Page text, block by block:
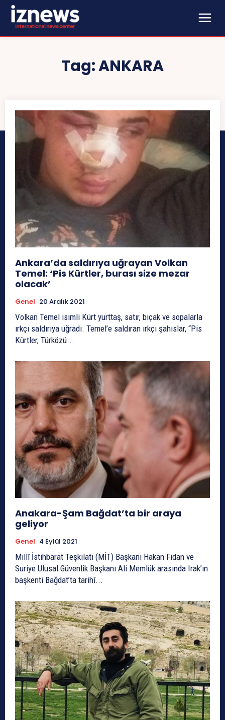
Tag:ANKARA
Ankara’da saldırıya uğrayan Volkan
Temel: ‘Pis Kürtler, burası size mezar
olacak’
Genel 20 Aralık 2021
Volkan Temel isimli Kürt yurttaş, satır, bıçak ve sopalarla
ırkçı saldırıya uğradı. Temel’e saldıran ırkçı şahıslar, “Pis
Kürtler, Türközü...
Anakara-Şam Bağdat’ta bir araya
geliyor
Genel 4 Eylül 2021
Millî İstihbarat Teşkilatı (MİT) Başkanı Hakan Fidan ve
Suriye Ulusal Güvenlik Başkanı Ali Memlük arasında Irak’ın
başkenti Bağdat’ta tarihî...